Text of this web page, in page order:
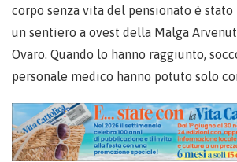
corpo senza vita del pensionato è
un sentiero a ovest della Malga
Ovaro. Quando lo hanno raggiunto,
personale medico hanno potuto solo